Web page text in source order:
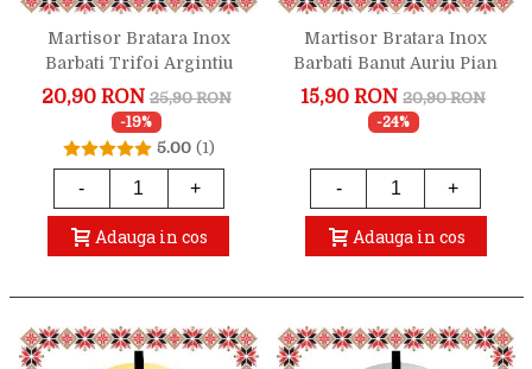
Martisor Bratara Inox
Barbati Trifoi Argintiu
Note Muzicale
20,90 RON 25,90 RON
-19%
5.00 (1)
- +
Adauga in cos
Martisor Bratara Inox
Barbati Banut Auriu Pian
15,90 RON 20,90 RON
-24%
- +
Adauga in cos